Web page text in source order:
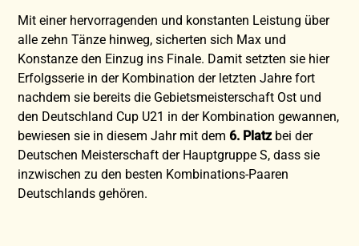
Mit einer hervorragenden und konstanten Leistung über
alle zehn Tänze hinweg, sicherten sich Max und
Konstanze den Einzug ins Finale. Damit setzten sie hier
Erfolgsserie in der Kombination der letzten Jahre fort
nachdem sie bereits die Gebietsmeisterschaft Ost und
den Deutschland Cup U21 in der Kombination gewannen,
bewiesen sie in diesem Jahr mit dem 6. Platzbei der
Deutschen Meisterschaft der Hauptgruppe S, dass sie
inzwischen zu den besten Kombinations-Paaren
Deutschlands gehören.